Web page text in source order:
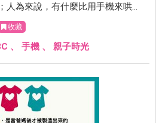
人為來說，有什麼比用手機來哄孩
且手機還不會罷工、喊累呢！即便
有辦法可以降低孩子對手機的上癮
收藏
、 手機 、 親子時光